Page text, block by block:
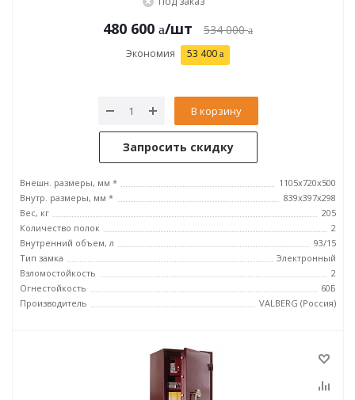
480 600 /шт 534 000
Экономия 53 400
В корзину
Запросить скидку
Внешн. размеры, мм *
1105х720х500
Внутр. размеры, мм *
839x397x298
Вес, кг
205
Количество полок
2
Внутренний объем, л
93/15
Тип замка
Электронный
Взломостойкость
2
Огнестойкость
60Б
Производитель
VALBERG (Россия)